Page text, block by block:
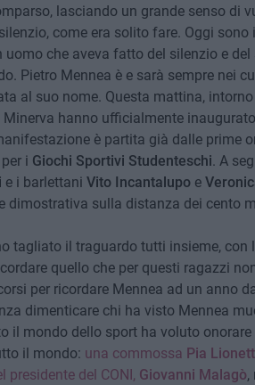
lasciando un grande senso di
come era solito fare. Oggi
uomo che aveva fatto del silenzio e
Pietro Mennea è e sarà sempre nei
al suo nome. Questa mattina,
Minerva hanno ufficialmente
è partita già dalle prime
i Giochi Sportivi Studenteschi. A
e i barlettani Vito Incantalupoe
dimostrativa sulla distanza dei cento
tagliato il traguardo tutti insieme, con
quello che per questi ragazzi
per ricordare Mennea ad un anno
dimenticare chi ha visto Mennea
il mondo dello sport ha voluto
il mondo: una commossa Pia
presidente del CONI, Giovanni Malagò,